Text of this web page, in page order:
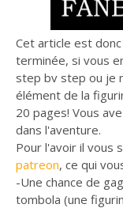
Cet article est
terminée, si vous
step bv step ou je
élément de la
20 pages! Vous
dans l'aventure.
Pour l'avoir il vous
patreon, ce qui
-Une chance de
tombola (une